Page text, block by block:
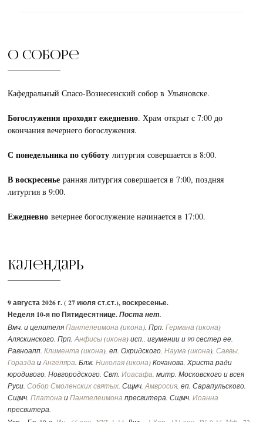
О соборе
Кафедральный Спасо-Вознесенский собор в Ульяновске.
Богослужения проходят ежедневно. Храм открыт с 7:00 до
окончания вечернего богослужения.
С понедельника по субботулитургия совершается в 8:00.
В воскресеньеранняя литургия совершается в 7:00, поздняя
литургия в 9:00.
Ежедневновечернее богослужение начинается в 17:00.
Календарь
9 августа 2026 г. ( 27 июля ст.ст.), воскресенье.
Неделя 10-я по Пятидесятнице.Поста нет.
Вмч. и целителяПантелеимона (икона). Прп.Германа (икона)
Аляскинского. Прп.Анфисы (икона) исп., игумении и 90 сестер ее.
Равноапп.Климента (икона), еп. Охридского,Наума (икона),Саввы,
Горазда иАнгеляра. Блж.Николая (икона) Кочанова, Христа ради
юродивого, Новгородского. Свт.Иоасафа, митр. Московского и всея
Руси.Собор Смоленских святых. Сщмч.Амвросия, еп. Сарапульского.
Сщмч.Платона иПантелеимона пресвитера. Сщмч.Иоанна
пресвитера.